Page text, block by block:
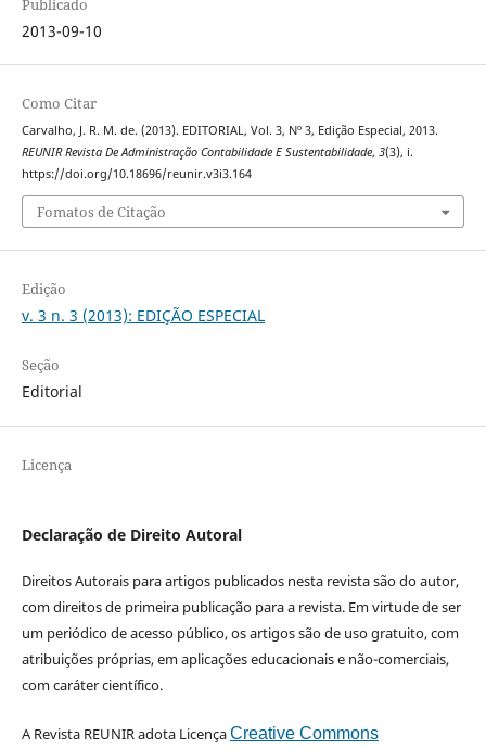
Publicado
2013-09-10
Como Citar
Carvalho, J. R. M. de. (2013). EDITORIAL, Vol. 3, Nº 3, Edição Especial, 2013.
REUNIR Revista De Administração Contabilidade E Sustentabilidade, 3(3), i.
https://doi.org/10.18696/reunir.v3i3.164
Fomatos de Citação
Edição
v. 3 n. 3 (2013): EDIÇÃO ESPECIAL
Seção
Editorial
Licença
Declaração de Direito Autoral
Direitos Autorais para artigos publicados nesta revista são do autor,
com direitos de primeira publicação para a revista. Em virtude de ser
um periódico de acesso público, os artigos são de uso gratuito, com
atribuições próprias, em aplicações educacionais e não-comerciais,
com caráter científico.
A Revista REUNIR adota LicençaCreative Commons